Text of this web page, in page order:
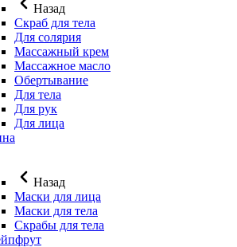
Назад
Скраб для тела
Для солярия
Массажный крем
Массажное масло
Обертывание
Для тела
Для рук
Для лица
Назад
Маски для лица
Маски для тела
Скрабы для тела